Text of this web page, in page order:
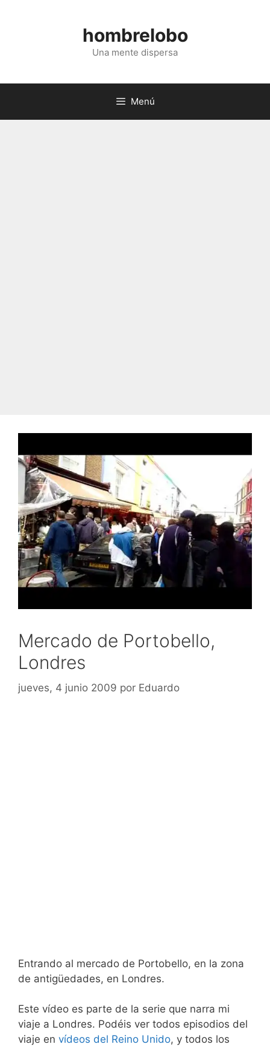
hombrelobo
Una mente dispersa
Menú
Mercado de Portobello,
Londres
jueves, 4 junio 2009 por Eduardo
Entrando al mercado de Portobello, en la zona
de antigüedades, en Londres.
Este vídeo es parte de la serie que narra mi
viaje a Londres. Podéis ver todos episodios del
viaje en vídeos del Reino Unido, y todos los